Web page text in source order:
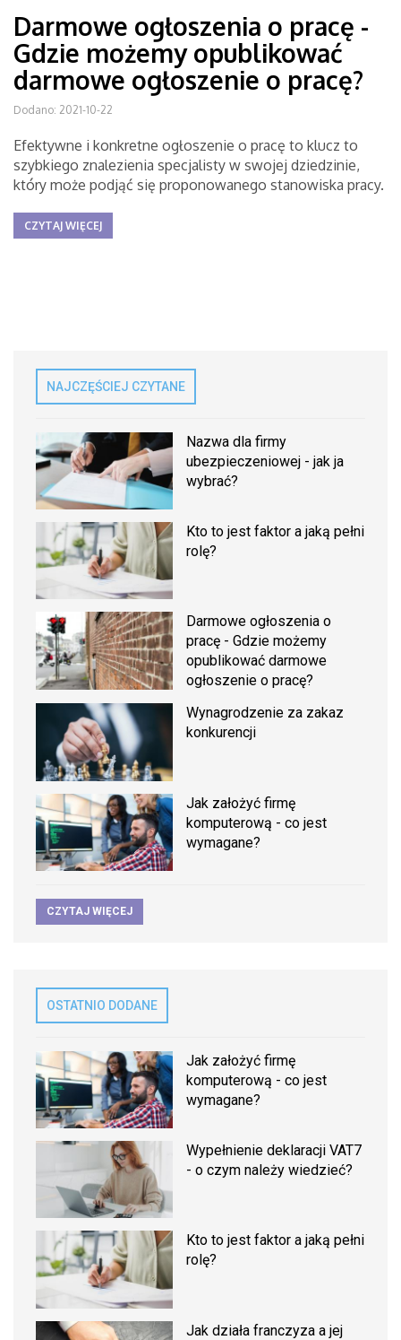
Darmowe ogłoszenia o pracę -
Gdzie możemy opublikować
darmowe ogłoszenie o pracę?
Dodano: 2021-10-22
Efektywne i konkretne ogłoszenie o pracę to klucz to
szybkiego znalezienia specjalisty w swojej dziedzinie,
który może podjąć się proponowanego stanowiska pracy.
CZYTAJ WIĘCEJ
NAJCZĘŚCIEJ CZYTANE
Nazwa dla firmy
ubezpieczeniowej - jak ja
wybrać?
Kto to jest faktor a jaką pełni
rolę?
Darmowe ogłoszenia o
pracę - Gdzie możemy
opublikować darmowe
ogłoszenie o pracę?
Wynagrodzenie za zakaz
konkurencji
Jak założyć firmę
komputerową - co jest
wymagane?
CZYTAJ WIĘCEJ
OSTATNIO DODANE
Jak założyć firmę
komputerową - co jest
wymagane?
Wypełnienie deklaracji VAT7
- o czym należy wiedzieć?
Kto to jest faktor a jaką pełni
rolę?
Jak działa franczyza a jej